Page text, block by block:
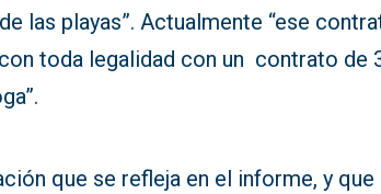
las playas”. Actualmente “ese
toda legalidad con un contrato de
que se refleja en el informe, y que